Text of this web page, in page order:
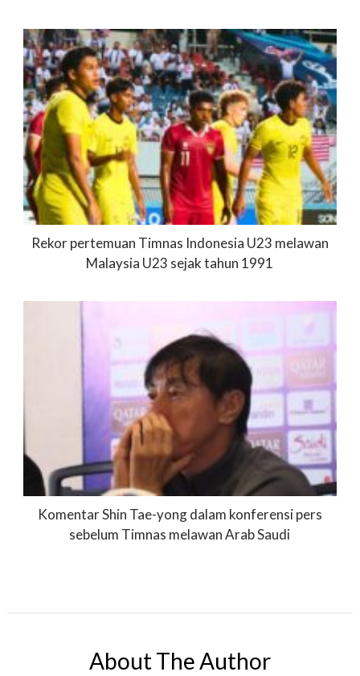
Rekor pertemuan Timnas Indonesia U23 melawan
Malaysia U23 sejak tahun 1991
Komentar Shin Tae-yong dalam konferensi pers
sebelum Timnas melawan Arab Saudi
About The Author